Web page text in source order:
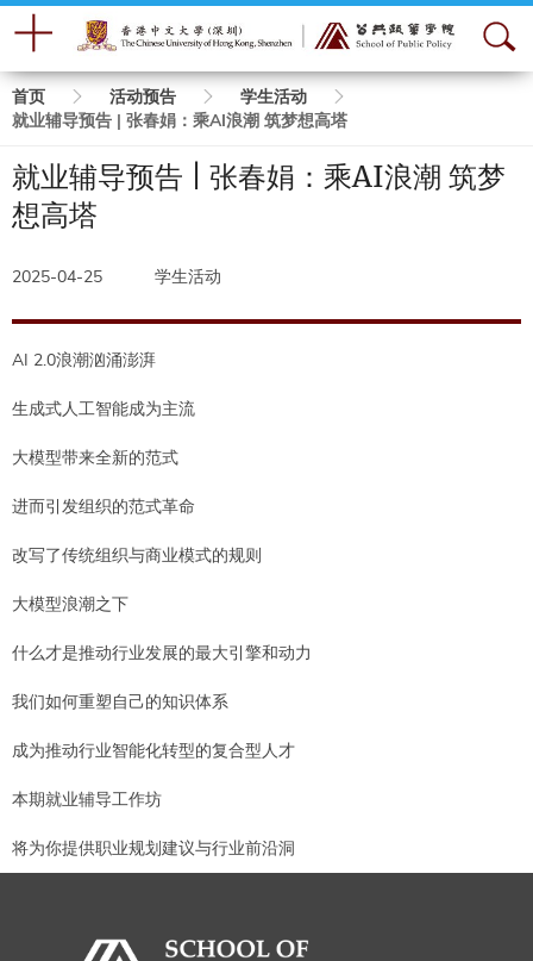
面
包
屑
首页 活动预告
学生活动
就业辅导预告 | 张春娟：乘AI浪潮 筑梦想高塔
就业辅导预告 | 张春娟：乘AI浪潮 筑梦
想高塔
2025-04-25 学生活动
AI 2.0浪潮汹涌澎湃
生成式人工智能成为主流
大模型带来全新的范式
进而引发组织的范式革命
改写了传统组织与商业模式的规则
大模型浪潮之下
什么才是推动行业发展的最大引擎和动力
我们如何重塑自己的知识体系
成为推动行业智能化转型的复合型人才
本期就业辅导工作坊
将为你提供职业规划建议与行业前沿洞